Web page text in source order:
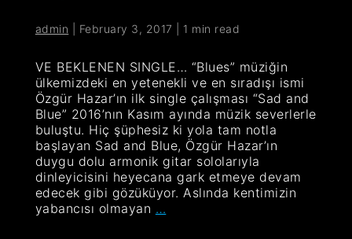
admin February 3, 2017 1 min read
VE BEKLENEN SINGLE… “Blues” müziğin
ülkemizdeki en yetenekli ve en sıradışı ismi
Özgür Hazar’ın ilk single çalışması “Sad and
Blue” 2016’nın Kasım ayında müzik severlerle
buluştu. Hiç şüphesiz ki yola tam notla
başlayan Sad and Blue, Özgür Hazar’ın
duygu dolu armonik gitar sololarıyla
dinleyicisini heyecana gark etmeye devam
edecek gibi gözüküyor. Aslında kentimizin
yabancısı olmayan …